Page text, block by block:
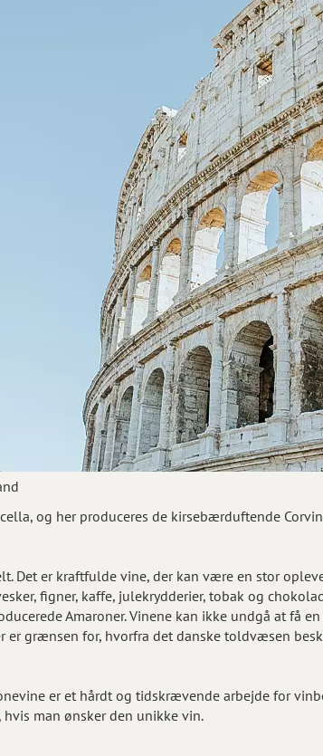
frodige
og her produceres de kirsebærduftende
Det er kraftfulde vine, der kan være en stor
figner, kaffe, julekrydderier, tobak og
Amaroner. Vinene kan ikke undgå at få
er grænsen for, hvorfra det danske toldvæsen
er et hårdt og tidskrævende arbejde for
man ønsker den unikke vin.